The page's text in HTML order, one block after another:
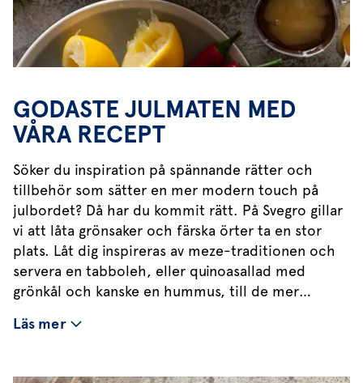
GODASTE JULMATEN MED
VÅRA RECEPT
Söker du inspiration på spännande rätter och
tillbehör som sätter en mer modern touch på
julbordet? Då har du kommit rätt. På Svegro gillar
vi att låta grönsaker och färska örter ta en stor
plats. Låt dig inspireras av meze-traditionen och
servera en tabboleh, eller quinoasallad med
grönkål och kanske en hummus, till de mer
recept sällskapar den traditionella sillen med
picklad svamp med grönkål och timjan. Vår
Läs mer